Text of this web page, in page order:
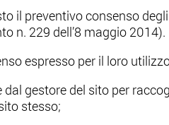
il preventivo consenso
n. 229 dell’8 maggio 2014).
espresso per il loro
gestore del sito per
stesso;